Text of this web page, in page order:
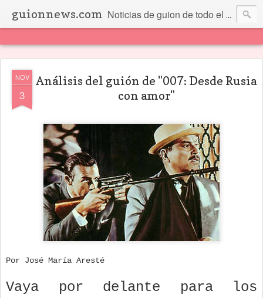
guionnews.com Noticias de guion de todo el mundo... Y más.
NOV
3
Análisis del guión de "007: Desde Rusia
con amor"
Por José María Aresté
Vaya por delante para los